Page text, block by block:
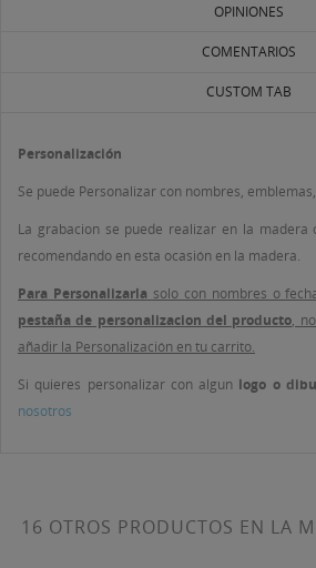
OPINIONES
COMENTARIOS
CUSTOM TAB
Personalización
Se puede Personalizar con nombres,
La grabacion se puede realizar en la madera
recomendando en esta ocasión en la madera.
Para Personalizarla solo con nombres o
pestaña de personalizacion del producto,
añadir la Personalización en tu carrito.
Si quieres personalizar con algun logo o
nosotros
16 OTROS PRODUCTOS EN LA